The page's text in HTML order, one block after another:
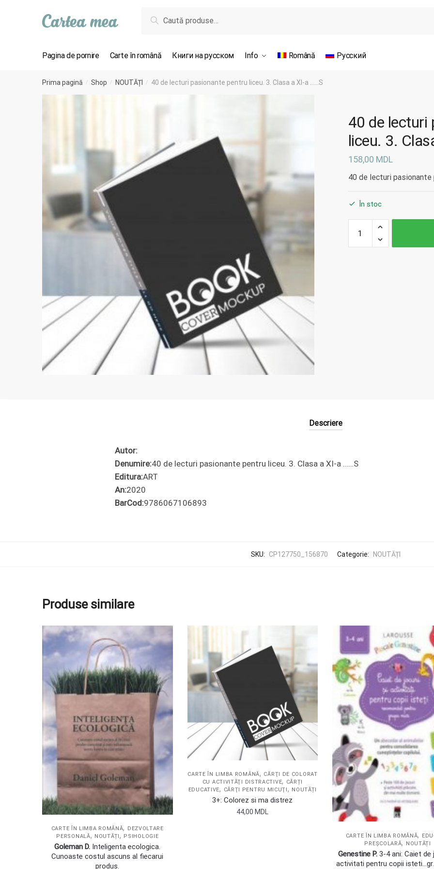
Caută
Pagina de pornire Carte în română Книги на русском Info Română Русский
Prima pagină / Shop / NOUTĂȚI / 40 de lecturi pasionante pentru liceu. 3. Clasa a XI-a ……S
40 de lecturi
liceu. 3.
158,00 MDL
40 de lecturi pasionante
În stoc
Cantitate
40 de
lecturi
Descriere
Autor:
Denumire:40 de lecturi pasionante pentru liceu. 3. Clasa a XI-a ……S
Editura:ART
An:2020
BarCod:9786067106893
SKU: CP127750_156870 Categorie: NOUTĂȚI
Produse similare
CARTE ÎN LIMBA ROMÂNĂ,
DEZVOLTARE
PERSONALĂ, NOUTĂȚI , PSIHOLOGIE
Goleman D. Inteligenta ecologica.
Cunoaste costul ascuns al fiecarui
produs.
CARTE ÎN LIMBA ROMÂNĂ, CĂRŢI DE COLORAT
CU ACTIVITĂŢI DISTRACTIVE,
CĂRȚI
EDUCATIVE, CĂRŢI PENTRU MICUŢI, NOUTĂȚI
3+: Colorez si ma distrez
44,00 MDL
CARTE ÎN LIMBA ROMÂNĂ,
PREȘCOLARĂ, NOUTĂȚI
Genestine P.3-4 ani: Caiet de
activitati pentru copii